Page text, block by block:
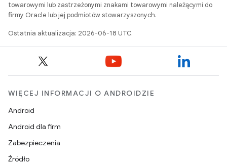
towarowymi lub zastrzeżonymi znakami towarowymi należącymi do
firmy Oracle lub jej podmiotów stowarzyszonych.
Ostatnia aktualizacja: 2026-06-18 UTC.
WIĘCEJ INFORMACJI O ANDROIDZIE
Android
Android dla firm
Zabezpieczenia
Źródło